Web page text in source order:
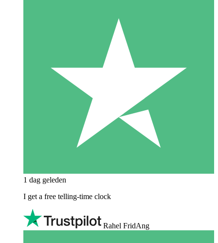
1 dag geleden
I get a free telling-time clock
Rahel FridAng